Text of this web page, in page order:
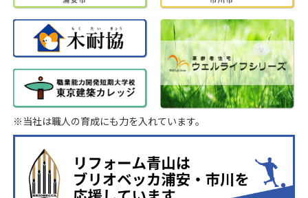
※当社は職人の育成にも力を入れています。